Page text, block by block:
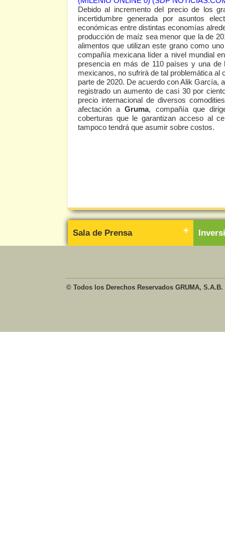
Debido al incremento del precio de los
incertidumbre generada por asuntos
económicas entre distintas economías
producción de maíz sea menor que la de
alimentos que utilizan este grano como
compañía mexicana líder a nivel mundial
presencia en más de 110 países y una
mexicanos, no sufrirá de tal problemática al
parte de 2020. De acuerdo con Alik García,
registrado un aumento de casi 30 por
precio internacional de diversos
afectación aGruma, compañía que
coberturas que le garantizan acceso al
tampoco tendrá que asumir sobre costos.
Sala de Prensa
© Todos los Derechos Reservados GRUMA, S.A.B.